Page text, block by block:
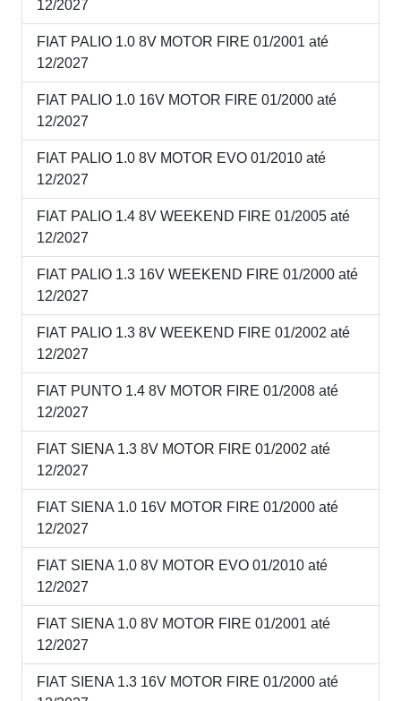
12/2027
FIAT PALIO 1.0 8V MOTOR FIRE 01/2001 até
12/2027
FIAT PALIO 1.0 16V MOTOR FIRE 01/2000 até
12/2027
FIAT PALIO 1.0 8V MOTOR EVO 01/2010 até
12/2027
FIAT PALIO 1.4 8V WEEKEND FIRE 01/2005 até
12/2027
FIAT PALIO 1.3 16V WEEKEND FIRE 01/2000 até
12/2027
FIAT PALIO 1.3 8V WEEKEND FIRE 01/2002 até
12/2027
FIAT PUNTO 1.4 8V MOTOR FIRE 01/2008 até
12/2027
FIAT SIENA 1.3 8V MOTOR FIRE 01/2002 até
12/2027
FIAT SIENA 1.0 16V MOTOR FIRE 01/2000 até
12/2027
FIAT SIENA 1.0 8V MOTOR EVO 01/2010 até
12/2027
FIAT SIENA 1.0 8V MOTOR FIRE 01/2001 até
12/2027
FIAT SIENA 1.3 16V MOTOR FIRE 01/2000 até